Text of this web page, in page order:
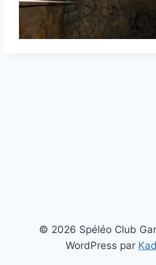
© 2026 Spéléo Club
WordPress par